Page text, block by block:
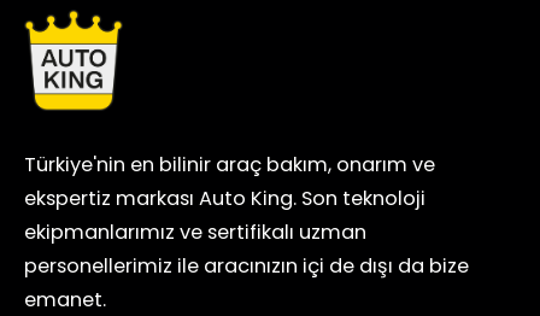
Türkiye'nin en bilinir araç bakım, onarım ve
ekspertiz markası Auto King. Son teknoloji
ekipmanlarımız ve sertifikalı uzman
personellerimiz ile aracınızın içi de dışı da bize
emanet.